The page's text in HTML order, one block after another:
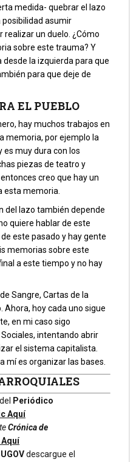
medida- quebrar el lazo
posibilidad asumir
realizar un duelo. ¿Cómo
sobre este trauma? Y
desde la izquierda para que
para que deje de
EL PUEBLO
hay muchos trabajos en
memoria, por ejemplo la
es muy dura con los
piezas de teatro y
creo que hay un
esta memoria.
del lazo también depende
quiere hablar de este
este pasado y hay gente
memorias sobre este
a este tiempo y no hay
Sangre, Cartas de la
Ahora, hoy cada uno sigue
en mi caso sigo
intentando abrir
el sistema capitalista.
mí es organizar las bases.
Periódico
Aquí
Crónica de
descargue el